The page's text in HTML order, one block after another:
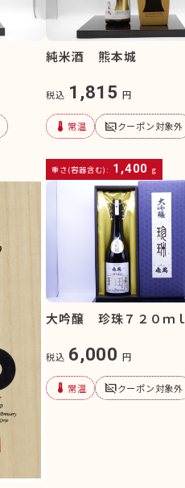
純米酒 熊本城
税込 1,815 円
device_thermostat 常温 subtitles_offクーポン対象外
重さ(容器含む): 1,400 g
大吟醸 珍珠７２０ｍｌ
税込 6,000 円
device_thermostat 常温 subtitles_offクーポン対象外